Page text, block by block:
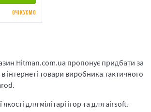
ОЧІКУЄМО
Hitman.com.ua пропонує придбати за
інтернеті товари виробника тактичного
для мілітарі ігор та для airsoft.